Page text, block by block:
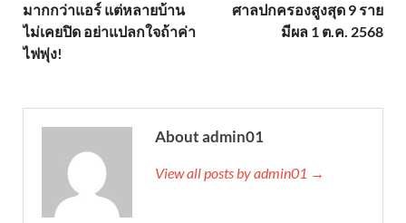
มากกว่าแอร์ แต่หลายบ้าน
ไม่เคยปิด อย่าแปลกใจถ้าค่า
ไฟพุ่ง!
ศาลปกครองสูงสุด 9 ราย
มีผล 1 ต.ค. 2568
About admin01
View all posts by admin01 →